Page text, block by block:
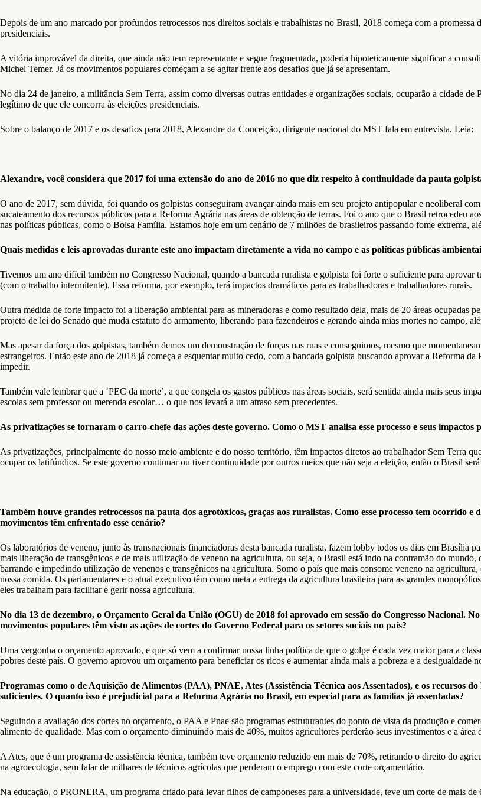
Depois de um ano marcado por profundos retrocessos nos direitos sociais e trabalhistas no Brasil, 2018 começa com a
presidenciais.
A vitória improvável da direita, que ainda não tem representante e segue fragmentada, poderia hipoteticamente significar a
Michel Temer. Já os movimentos populares começam a se agitar frente aos desafios que já se apresentam.
No dia 24 de janeiro, a militância Sem Terra, assim como diversas outras entidades e organizações sociais, ocuparão a cidade
legítimo de que ele concorra às eleições presidenciais.
Sobre o balanço de 2017 e os desafios para 2018, Alexandre da Conceição, dirigente nacional do MST fala em entrevista. Leia:
Alexandre, você considera que 2017 foi uma extensão do ano de 2016 no que diz respeito à continuidade da pauta
O ano de 2017, sem dúvida, foi quando os golpistas conseguiram avançar ainda mais em seu projeto antipopular e neoliberal
sucateamento dos recursos públicos para a Reforma Agrária nas áreas de obtenção de terras. Foi o ano que o Brasil retrocedeu
nas políticas públicas, como o Bolsa Família. Estamos hoje em um cenário de 7 milhões de brasileiros passando fome extrema,
Quais medidas e leis aprovadas durante este ano impactam diretamente a vida no campo e as políticas públicas
Tivemos um ano difícil também no Congresso Nacional, quando a bancada ruralista e golpista foi forte o suficiente para aprovar
(com o trabalho intermitente). Essa reforma, por exemplo, terá impactos dramáticos para as trabalhadoras e trabalhadores rurais.
Outra medida de forte impacto foi a liberação ambiental para as mineradoras e como resultado dela, mais de 20 áreas ocupadas
projeto de lei do Senado que muda estatuto do armamento, liberando para fazendeiros e gerando ainda mias mortes no campo,
Mas apesar da força dos golpistas, também demos um demonstração de forças nas ruas e conseguimos, mesmo que
estrangeiros. Então este ano de 2018 já começa a esquentar muito cedo, com a bancada golpista buscando aprovar a Reforma
impedir.
Também vale lembrar que a ‘PEC da morte’, a que congela os gastos públicos nas áreas sociais, será sentida ainda mais seus
escolas sem professor ou merenda escolar… o que nos levará a um atraso sem precedentes.
As privatizações se tornaram o carro-chefe das ações deste governo. Como o MST analisa esse processo e seus impactos
As privatizações, principalmente do nosso meio ambiente e do nosso território, têm impactos diretos ao trabalhador Sem Terra
ocupar os latifúndios. Se este governo continuar ou tiver continuidade por outros meios que não seja a eleição, então o Brasil
Também houve grandes retrocessos na pauta dos agrotóxicos, graças aos ruralistas. Como esse processo tem ocorrido e
movimentos têm enfrentado esse cenário?
Os laboratórios de veneno, junto às transnacionais financiadoras desta bancada ruralista, fazem lobby todos os dias em Brasília
mais liberação de transgênicos e de mais utilização de veneno na agricultura, ou seja, o Brasil está indo na contramão do mundo,
barrando e impedindo utilização de venenos e transgênicos na agricultura. Somo o país que mais consome veneno na agricultura,
nossa comida. Os parlamentares e o atual executivo têm como meta a entrega da agricultura brasileira para as grandes
eles trabalham para facilitar e gerir nossa agricultura.
No dia 13 de dezembro, o Orçamento Geral da União (OGU) de 2018 foi aprovado em sessão do Congresso Nacional.
movimentos populares têm visto as ações de cortes do Governo Federal para os setores sociais no país?
Uma vergonha o orçamento aprovado, e que só vem a confirmar nossa linha política de que o golpe é cada vez maior para a
pobres deste país. O governo aprovou um orçamento para beneficiar os ricos e aumentar ainda mais a pobreza e a desigualdade
Programas como o de Aquisição de Alimentos (PAA), PNAE, Ates (Assistência Técnica aos Assentados), e os recursos
suficientes. O quanto isso é prejudicial para a Reforma Agrária no Brasil, em especial para as famílias já assentadas?
Seguindo a avaliação dos cortes no orçamento, o PAA e Pnae são programas estruturantes do ponto de vista da produção e
alimento de qualidade. Mas com o orçamento diminuindo mais de 40%, muitos agricultores perderão seus investimentos e a
A Ates, que é um programa de assistência técnica, também teve orçamento reduzido em mais de 70%, retirando o direito do
na agroecologia, sem falar de milhares de técnicos agrícolas que perderam o emprego com este corte orçamentário.
Na educação, o PRONERA, um programa criado para levar filhos de camponeses para a universidade, teve um corte de mais